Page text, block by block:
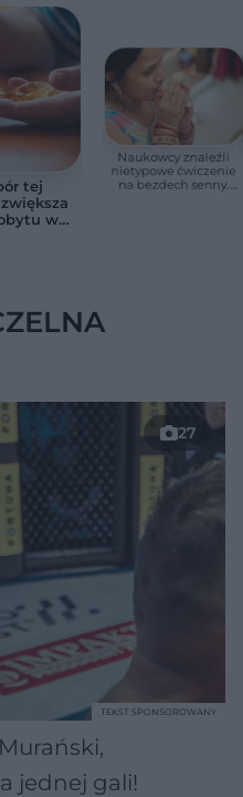
tej
w
Naukowcy znaleźli
nietypowe ćwiczenie
na bezdech senny.
27
jednej gali!
TEKST SPONSOROWANY